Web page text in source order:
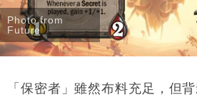
Photo from
Future
「保密者」雖然布料充足，但